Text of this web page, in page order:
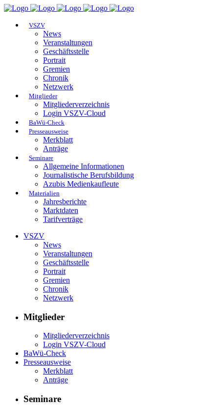
VSZV
News
Veranstaltungen
Geschäftsstelle
Portrait
Gremien
Chronik
Netzwerk
Mitglieder
Mitgliederverzeichnis
Login VSZV-Cloud
BaWü-Check
Presseausweise
Merkblatt
Anträge
Seminare
Allgemeine Informationen
Journalistische Berufsbildung
Azubis Medienkaufleute
Materialien
Jahresberichte
Marktdaten
Tarifverträge
VSZV
News
Veranstaltungen
Geschäftsstelle
Portrait
Gremien
Chronik
Netzwerk
Mitglieder
Mitgliederverzeichnis
Login VSZV-Cloud
BaWü-Check
Presseausweise
Merkblatt
Anträge
Seminare